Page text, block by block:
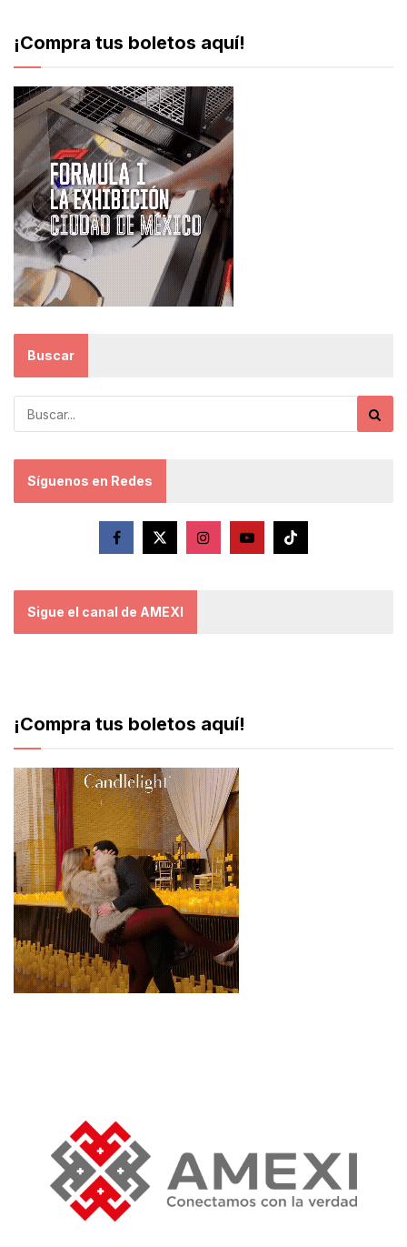
¡Compra tus boletos aquí!
Buscar
Síguenos en Redes
Sigue el canal de AMEXI
¡Compra tus boletos aquí!